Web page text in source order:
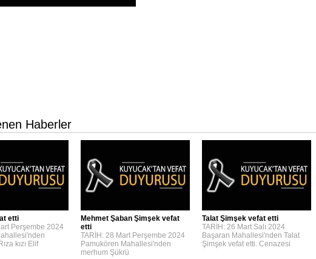
Haberler
etti
Perşembe 2024
kızı Elif
Mehmet Şaban Şimşek vefat
etti
TARİH: 28 Mart Perşembe 2024
Pamukören Mahallesi'nden
merhum Şükrü
Talat Şimşek vefat etti
TARİH: 26 Mart Salı 2024
Başaran Mahallesi'nden Talat
Şimşek vefat etti. Cenazesi